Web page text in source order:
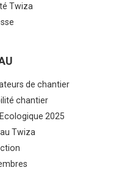
Twiza
de chantier
chantier
2025
Twiza